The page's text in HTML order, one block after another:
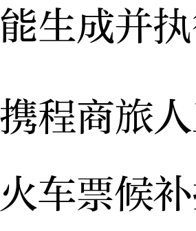
生成并
商旅人
车票候